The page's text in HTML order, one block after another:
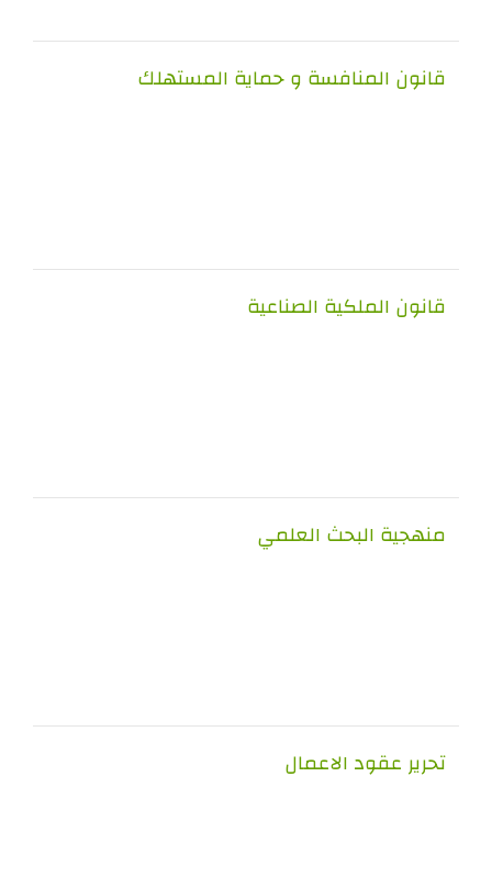
قانون المنافسة و حماية المستهلك
قانون الملكية الصناعية
منهجية البحث العلمي
تحرير عقود الاعمال